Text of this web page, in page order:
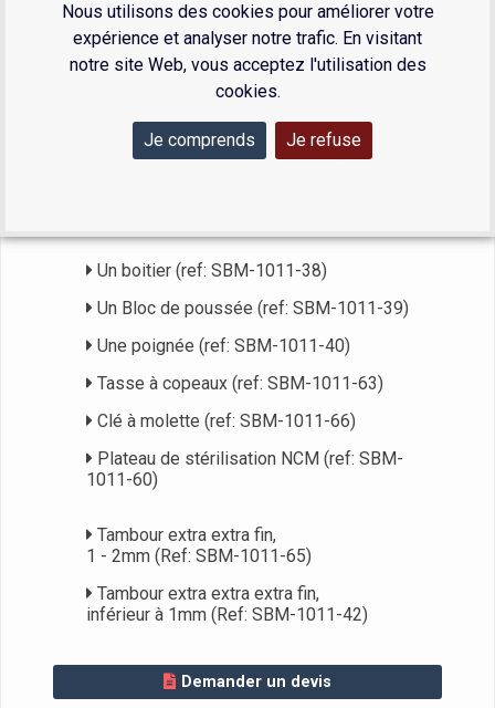
Nous utilisons des cookies pour améliorer votre
expérience et analyser notre trafic. En visitant
notre site Web, vous acceptez l'utilisation des
cookies.
Je comprends Je refuse
en plus petit copeaux d'os.
CE KIT DE BROYEUR COMPREND:
Un boitier (ref: SBM-1011-38)
Un Bloc de poussée (ref: SBM-1011-39)
Une poignée (ref: SBM-1011-40)
Tasse à copeaux (ref: SBM-1011-63)
Clé à molette (ref: SBM-1011-66)
Plateau de stérilisation NCM (ref: SBM-
1011-60)
Tambour extra extra fin,
1 - 2mm (Ref: SBM-1011-65)
Tambour extra extra extra fin,
inférieur à 1mm (Ref: SBM-1011-42)
Demander un devis